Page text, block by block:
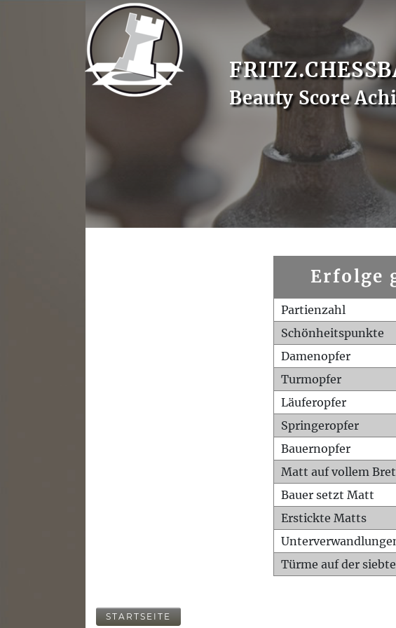
Beauty Score
Erfolge
Partienzahl
Schönheitspunkte
Damenopfer
Turmopfer
Läuferopfer
Springeropfer
Bauernopfer
Matt auf vollem
Bauer setzt Matt
Erstickte Matts
Türme auf der
STARTSEITE